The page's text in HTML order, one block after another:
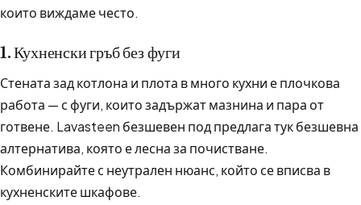
които виждаме често.
1. Кухненски гръб без фуги
Стената зад котлона и плота в много кухни е плочкова
работа — с фуги, които задържат мазнина и пара от
готвене. Lavasteen безшевен под предлага тук безшевна
алтернатива, която е лесна за почистване.
Комбинирайте с неутрален нюанс, който се вписва в
кухненските шкафове.